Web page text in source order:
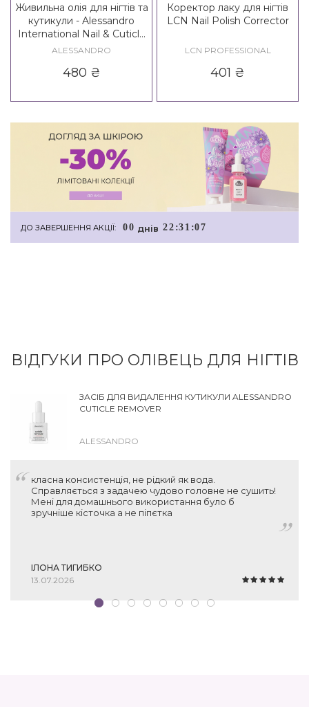
Живильна олія для нігтів та
кутикули - Alessandro
International Nail & Cuticle
Oil
ALESSANDRO
480 ₴
Коректор лаку для нігтів
LCN Nail Polish Corrector
LCN PROFESSIONAL
401 ₴
ДО ЗАВЕРШЕННЯ АКЦІЇ: 00 днiв 22 :3 1 :07
ВІДГУКИ ПРО ОЛІВЕЦЬ ДЛЯ НІГТІВ
ЗАСІБ ДЛЯ ВИДАЛЕННЯ КУТИКУЛИ ALESSANDRO
CUTICLE REMOVER
ALESSANDRO
класна консистенція, не рідкий як вода.
Справляється з задачею чудово головне не сушить!
Мені для домашнього використання було б
зручніше кісточка а не піпєтка
ІЛОНА ТИГИБКО
13.07.2026